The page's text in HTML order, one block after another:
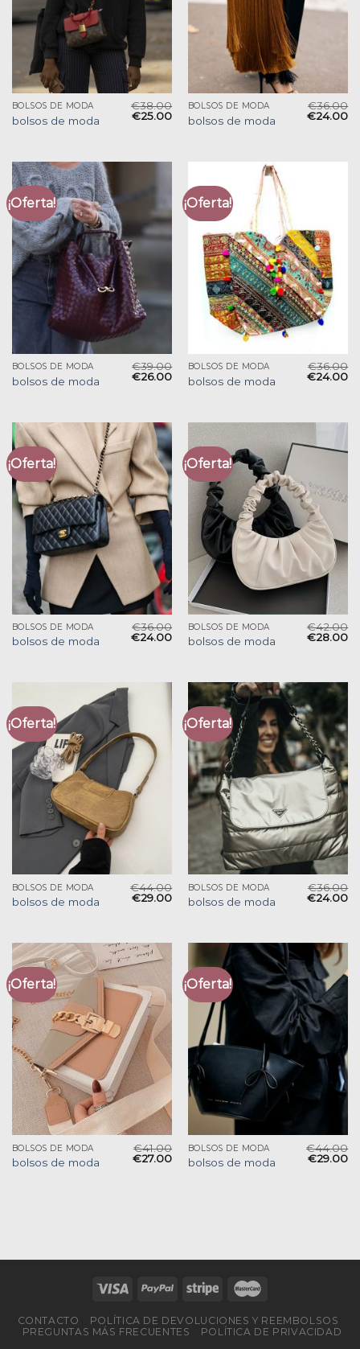
BOLSOS DE MODA
bolsos de moda
€38.00
€25.00
BOLSOS DE MODA
bolsos de moda
€36.00
€24.00
¡Oferta!
BOLSOS DE MODA
bolsos de moda
€39.00
€26.00
¡Oferta!
BOLSOS DE MODA
bolsos de moda
€36.00
€24.00
¡Oferta!
BOLSOS DE MODA
bolsos de moda
€36.00
€24.00
¡Oferta!
BOLSOS DE MODA
bolsos de moda
€42.00
€28.00
¡Oferta!
BOLSOS DE MODA
bolsos de moda
€44.00
€29.00
¡Oferta!
BOLSOS DE MODA
bolsos de moda
€36.00
€24.00
¡Oferta!
BOLSOS DE MODA
bolsos de moda
€41.00
€27.00
¡Oferta!
BOLSOS DE MODA
bolsos de moda
€44.00
€29.00
CONTACTO
POLÍTICA DE DEVOLUCIONES Y REEMBOLSOS
PREGUNTAS MÁS FRECUENTES
POLÍTICA DE PRIVACIDAD